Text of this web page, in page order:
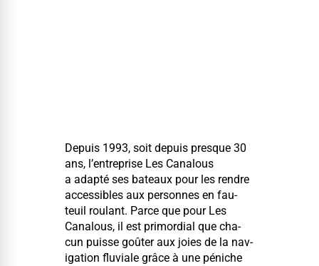
Depuis 1993, soit depuis presque 30
ans, l’entreprise Les Canalous
a adap­té ses bateaux pour les ren­dre
acces­si­bles aux per­son­nes en fau­
teuil roulant. Parce que pour Les
Canalous, il est pri­mor­dial que cha­
cun puisse goûter aux joies de la nav­
i­ga­tion flu­viale grâce à une péniche